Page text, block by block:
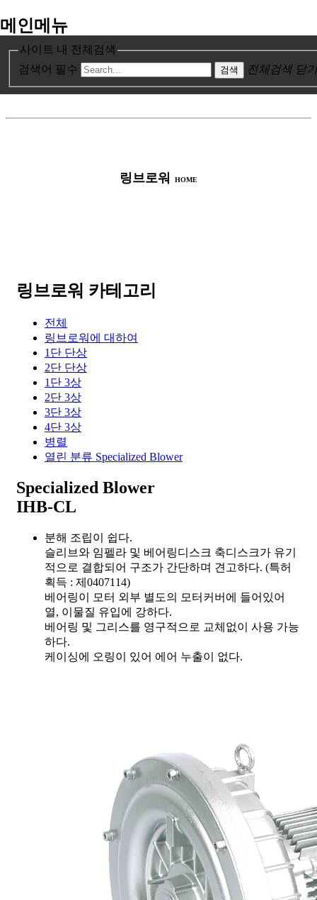
IHB-CL > 링브로워
본문 바로가기
메인메뉴
사이트 내 전체검색
검색어 필수
검색 전체검색 닫기
링브로워 HOME
링브로워 카테고리
전체
링브로워에 대하여
1단 단상
2단 단상
1단 3상
2단 3상
3단 3상
4단 3상
병렬
열린 분류 Specialized Blower
Specialized Blower
IHB-CL
분해 조립이 쉽다.
슬리브와 임펠라 및 베어링디스크 축디스크가 유기
적으로 결합되어 구조가 간단하며 견고하다. (특허
획득 : 제0407114)
베어링이 모터 외부 별도의 모터커버에 들어있어
열, 이물질 유입에 강하다.
베어링 및 그리스를 영구적으로 교체없이 사용 가능
하다.
케이싱에 오링이 있어 에어 누출이 없다.